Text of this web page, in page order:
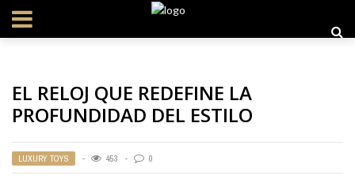
EL RELOJ QUE REDEFINE LA
PROFUNDIDAD DEL ESTILO
LUXURY TOYS 453 0